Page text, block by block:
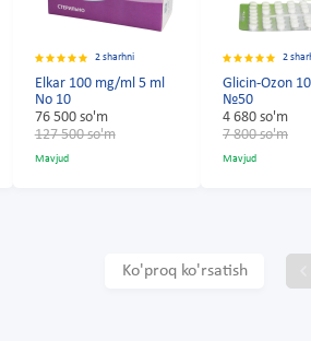
2 sharhni
Elkar 100 mg/ml 5 ml
No 10
76 500 so'm
127 500 so'm
Mavjud
2
Glicin-Ozon
№50
4 680 so'm
7 800 so'm
Mavjud
Ko'proq ko'rsatish